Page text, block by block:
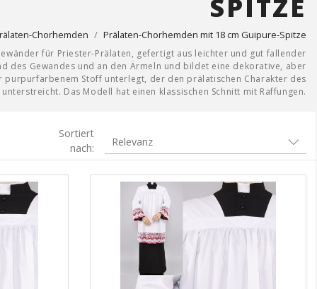
SPITZE
Chorhemden Prälaten-Chorhemden mit 18 cm Guipure-Spitze
für Priester-Prälaten, gefertigt aus leichter und gut fallender
des Gewandes und an den Ärmeln und bildet eine dekorative, aber
Stoff unterlegt, der den prälatischen Charakter des
Das Modell hat einen klassischen Schnitt mit Raffungen.
Sortiert
nach:
Relevanz